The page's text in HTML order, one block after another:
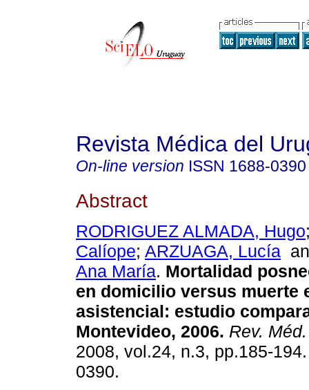
Revista Médica del
On-line version ISSN 1688-0390
Abstract
RODRIGUEZ ALMADA, Hugo
Calíope; ARZUAGA, Lucía
Ana María. Mortalidad
en domicilio versus muerte
asistencial: estudio
Montevideo, 2006. Rev.
2008, vol.24, n.3, pp.185-
0390.